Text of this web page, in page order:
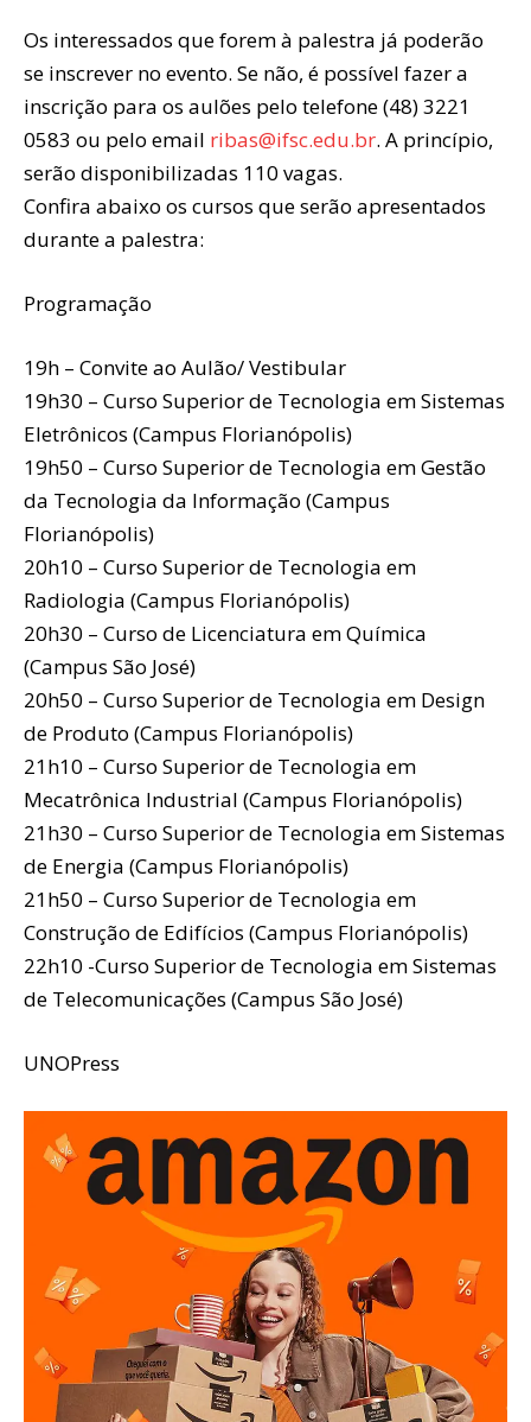
Os interessados que forem à palestra já poderão
se inscrever no evento. Se não, é possível fazer a
inscrição para os aulões pelo telefone (48) 3221
0583 ou pelo email ribas@ifsc.edu.br. A princípio,
serão disponibilizadas 110 vagas.
Confira abaixo os cursos que serão apresentados
durante a palestra:
Programação
19h – Convite ao Aulão/ Vestibular
19h30 – Curso Superior de Tecnologia em Sistemas
Eletrônicos (Campus Florianópolis)
19h50 – Curso Superior de Tecnologia em Gestão
da Tecnologia da Informação (Campus
Florianópolis)
20h10 – Curso Superior de Tecnologia em
Radiologia (Campus Florianópolis)
20h30 – Curso de Licenciatura em Química
(Campus São José)
20h50 – Curso Superior de Tecnologia em Design
de Produto (Campus Florianópolis)
21h10 – Curso Superior de Tecnologia em
Mecatrônica Industrial (Campus Florianópolis)
21h30 – Curso Superior de Tecnologia em Sistemas
de Energia (Campus Florianópolis)
21h50 – Curso Superior de Tecnologia em
Construção de Edifícios (Campus Florianópolis)
22h10 -Curso Superior de Tecnologia em Sistemas
de Telecomunicações (Campus São José)
UNOPress